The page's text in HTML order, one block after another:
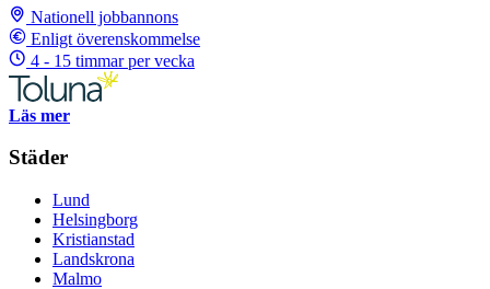
Nationell jobbannons
Enligt överenskommelse
4 - 15 timmar per vecka
Läs mer
Städer
Lund
Helsingborg
Kristianstad
Landskrona
Malmo